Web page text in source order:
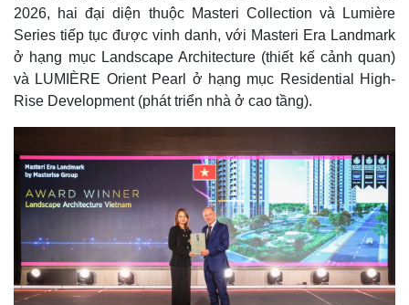
2026, hai đại diện thuộc Masteri Collection và Lumière
Series tiếp tục được vinh danh, với Masteri Era Landmark
ở hạng mục Landscape Architecture (thiết kế cảnh quan)
và LUMIÈRE Orient Pearl ở hạng mục Residential High-
Rise Development (phát triển nhà ở cao tầng).